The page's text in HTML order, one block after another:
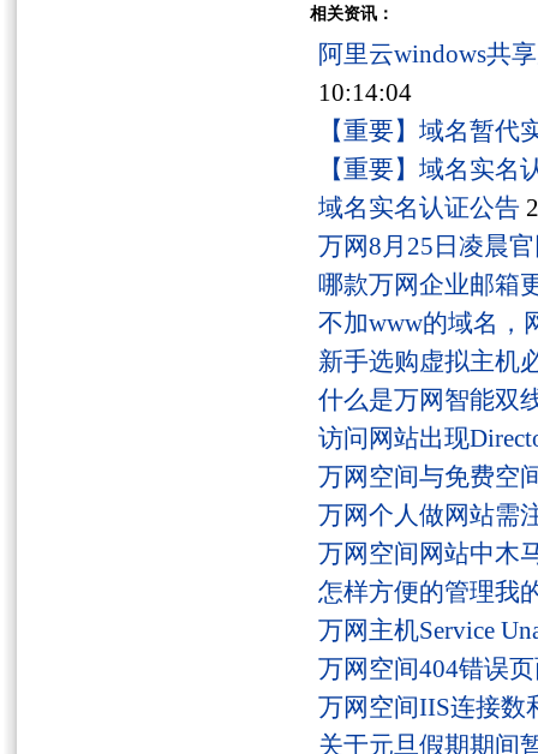
相关资讯：
阿里云windows共
10:14:04
【重要】域名暂代
【重要】域名实名
域名实名认证公告
万网8月25日凌晨
哪款万网企业邮箱
不加www的域名，
新手选购虚拟主机
什么是万网智能双
访问网站出现
万网空间与免费空
万网个人做网站需
万网空间网站中木
怎样方便的管理我
万网主机Service
万网空间404错误
万网空间IIS连接数
关于元旦假期期间